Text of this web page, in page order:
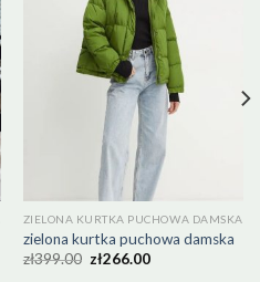
ZIELONA KURTKA PUCHOWA DAMSKA
zielona kurtka puchowa damska
zł399.00 zł266.00